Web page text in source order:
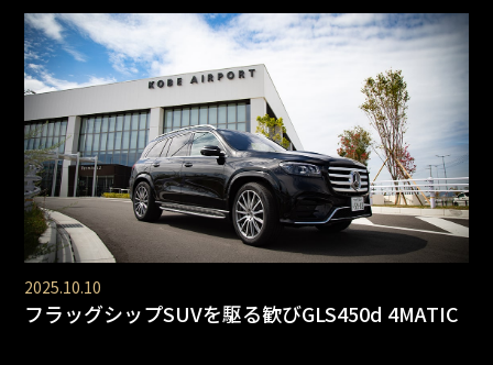
2025.10.10
フラッグシップSUVを駆る歓びGLS450d 4MATIC